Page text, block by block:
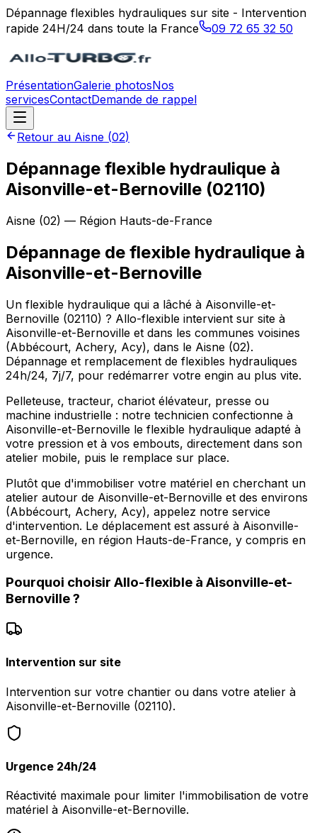
Dépannage flexibles hydrauliques sur site - Intervention
rapide 24H/24 dans toute la France
09 72 65 32 50
PrésentationGalerie photosNos
servicesContactDemande de rappel
Retour au Aisne (02)
Dépannage flexible hydraulique à
Aisonville-et-Bernoville (02110)
Aisne (02) — Région Hauts-de-France
Dépannage de flexible hydraulique à
Aisonville-et-Bernoville
Un flexible hydraulique qui a lâché à Aisonville-et-
Bernoville (02110) ? Allo-flexible intervient sur site à
Aisonville-et-Bernoville et dans les communes voisines
(Abbécourt, Achery, Acy), dans le Aisne (02).
Dépannage et remplacement de flexibles hydrauliques
24h/24, 7j/7, pour redémarrer votre engin au plus vite.
Pelleteuse, tracteur, chariot élévateur, presse ou
machine industrielle : notre technicien confectionne à
Aisonville-et-Bernoville le flexible hydraulique adapté à
votre pression et à vos embouts, directement dans son
atelier mobile, puis le remplace sur place.
Plutôt que d'immobiliser votre matériel en cherchant un
atelier autour de Aisonville-et-Bernoville et des environs
(Abbécourt, Achery, Acy), appelez notre service
d'intervention. Le déplacement est assuré à Aisonville-
et-Bernoville, en région Hauts-de-France, y compris en
urgence.
Pourquoi choisir Allo-flexible à Aisonville-et-
Bernoville?
Intervention sur site
Intervention sur votre chantier ou dans votre atelier à
Aisonville-et-Bernoville (02110).
Urgence 24h/24
Réactivité maximale pour limiter l'immobilisation de votre
matériel à Aisonville-et-Bernoville.